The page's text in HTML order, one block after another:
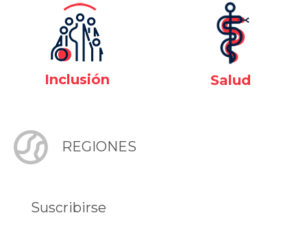
Inclusión Salud
REGIONES
Suscribirse